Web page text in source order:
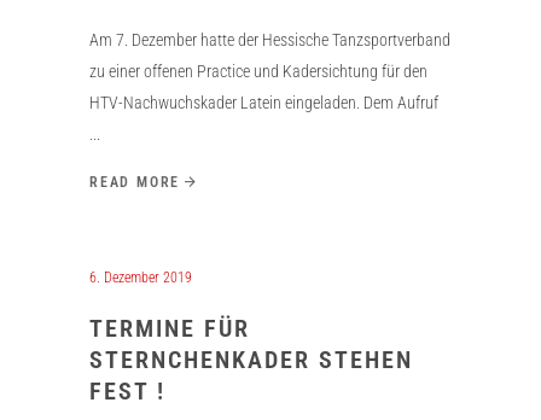
Am 7. Dezember hatte der Hessische Tanzsportverband
zu einer offenen Practice und Kadersichtung für den
HTV-Nachwuchskader Latein eingeladen. Dem Aufruf
READ MORE
6. Dezember 2019
TERMINE FÜR
STERNCHENKADER STEHEN
FEST !